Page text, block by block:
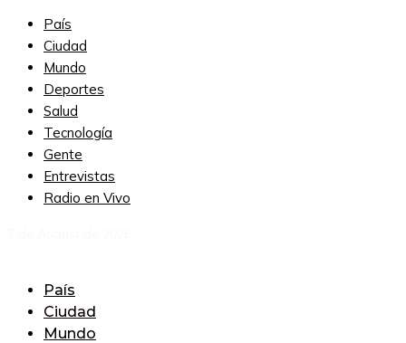
País
Ciudad
Mundo
Deportes
Salud
Tecnología
Gente
Entrevistas
Radio en Vivo
País
Ciudad
Mundo